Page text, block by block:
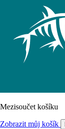
Mezisoučet košíku
Zobrazit můj košík